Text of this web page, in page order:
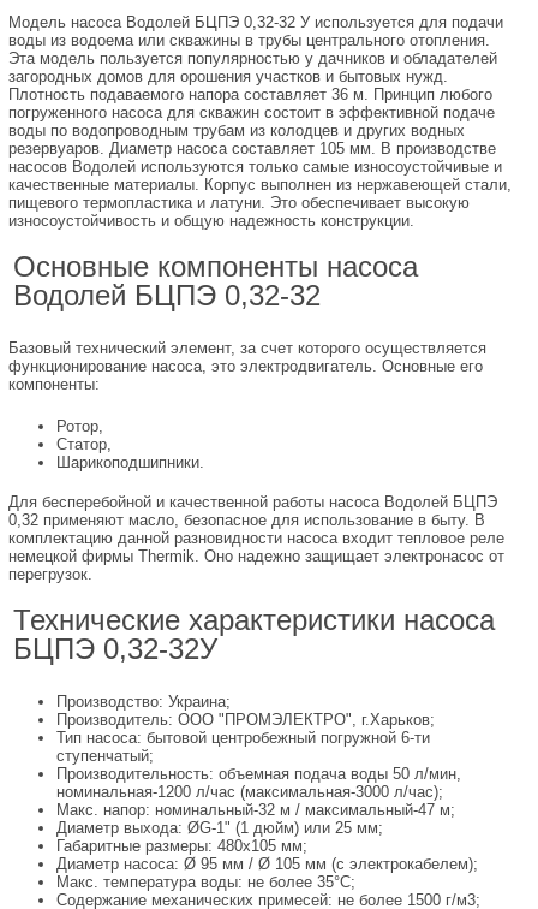
Модель насоса Водолей БЦПЭ 0,32-32 У используется для подачи
воды из водоема или скважины в трубы центрального отопления.
Эта модель пользуется популярностью у дачников и обладателей
загородных домов для орошения участков и бытовых нужд.
Плотность подаваемого напора составляет 36 м. Принцип любого
погруженного насоса для скважин состоит в эффективной подаче
воды по водопроводным трубам из колодцев и других водных
резервуаров. Диаметр насоса составляет 105 мм. В производстве
насосов Водолей используются только самые износоустойчивые и
качественные материалы. Корпус выполнен из нержавеющей стали,
пищевого термопластика и латуни. Это обеспечивает высокую
износоустойчивость и общую надежность конструкции.
Основные компоненты насоса
Водолей БЦПЭ 0,32-32
Базовый технический элемент, за счет которого осуществляется
функционирование насоса, это электродвигатель. Основные его
компоненты:
Ротор,
Статор,
Шарикоподшипники.
Для бесперебойной и качественной работы насоса Водолей БЦПЭ
0,32 применяют масло, безопасное для использование в быту. В
комплектацию данной разновидности насоса входит тепловое реле
немецкой фирмы Thermik. Оно надежно защищает электронасос от
перегрузок.
Технические характеристики насоса
БЦПЭ 0,32-32У
Производство: Украина;
Производитель: ООО "ПРОМЭЛЕКТРО", г.Харьков;
Тип насоса: бытовой центробежный погружной 6-ти
ступенчатый;
Производительность: объемная подача воды 50 л/мин,
номинальная-1200 л/час (максимальная-3000 л/час);
Макс. напор: номинальный-32 м / максимальный-47 м;
Диаметр выхода: ØG-1" (1 дюйм) или 25 мм;
Габаритные размеры: 480х105 мм;
Диаметр насоса: Ø 95 мм / Ø 105 мм (с электрокабелем);
Макс. температура воды: не более 35°С;
Содержание механических примесей: не более 1500 г/м3;